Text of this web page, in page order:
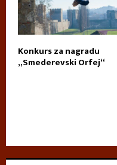
Konkurs za nagradu
„Smederevski Orfej“